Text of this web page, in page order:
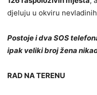
djeluju u okviru
Postoje i dva SOS
ipak veliki broj žena
RAD NA TERENU